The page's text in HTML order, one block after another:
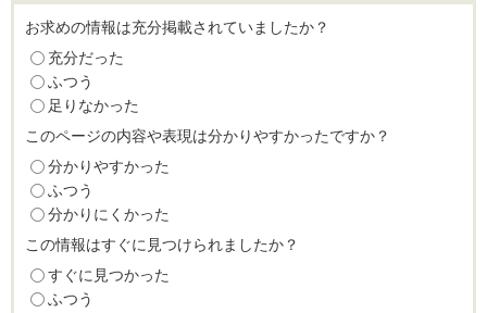
お求めの情報は充分掲載されていましたか？
充分だった
ふつう
足りなかった
このページの内容や表現は分かりやすかったですか？
分かりやすかった
ふつう
分かりにくかった
この情報はすぐに見つけられましたか？
すぐに見つかった
ふつう